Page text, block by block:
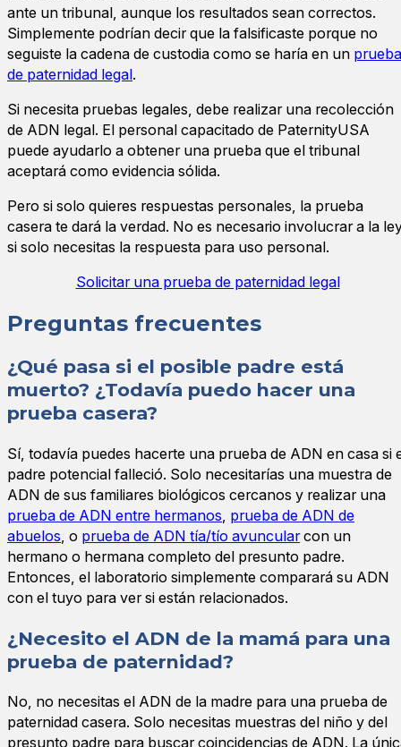
ante un tribunal, aunque los resultados sean correctos.
Simplemente podrían decir que la falsificaste porque no
seguiste la cadena de custodia como se haría en un prueba
de paternidad legal.
Si necesita pruebas legales, debe realizar una recolección
de ADN legal. El personal capacitado de PaternityUSA
puede ayudarlo a obtener una prueba que el tribunal
aceptará como evidencia sólida.
Pero si solo quieres respuestas personales, la prueba
casera te dará la verdad. No es necesario involucrar a la
si solo necesitas la respuesta para uso personal.
Solicitar una prueba de paternidad legal
Preguntas frecuentes
¿Qué pasa si el posible padre está
muerto? ¿Todavía puedo hacer una
prueba casera?
Sí, todavía puedes hacerte una prueba de ADN en casa si
padre potencial falleció. Solo necesitarías una muestra de
ADN de sus familiares biológicos cercanos y realizar una
prueba de ADN entre hermanos prueba de ADN de
abuelos , o prueba de ADN tía/tío avuncularcon un
hermano o hermana completo del presunto padre.
Entonces, el laboratorio simplemente comparará su ADN
con el tuyo para ver si están relacionados.
¿Necesito el ADN de la mamá para una
prueba de paternidad?
No, no necesitas el ADN de la madre para una prueba de
paternidad casera. Solo necesitas muestras del niño y del
presunto padre para buscar coincidencias de ADN. La